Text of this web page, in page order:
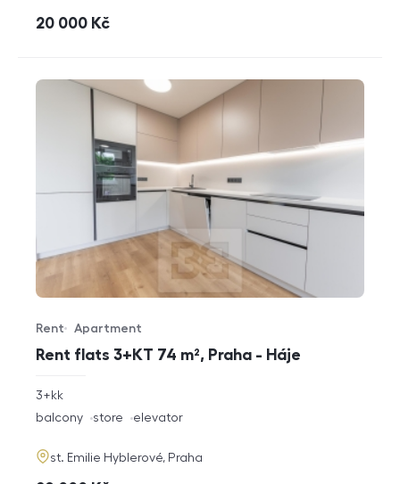
cena
20 000 Kč
Rent flats 3+KT 74 m², Praha - Háje
Offer type
Rent
Property type
Apartment
rozměry
3+kk
funkce
balcony store elevator
adresa
st. Emilie Hyblerové, Praha